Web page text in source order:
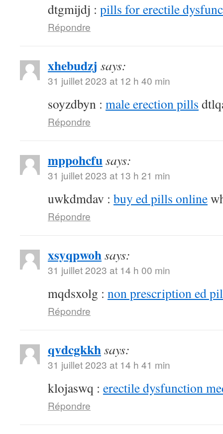
dtgmijdj : pills for erectile
Répondre
xhebudzj says:
31 juillet 2023 at 12 h 40 min
soyzdbyn : male erection pills
Répondre
mppohcfusays:
31 juillet 2023 at 13 h 21 min
uwkdmdav : buy ed pills online
Répondre
xsyqpwohsays:
31 juillet 2023 at 14 h 00 min
mqdsxolg : non prescription ed
Répondre
qvdcgkkhsays:
31 juillet 2023 at 14 h 41 min
klojaswq : erectile dysfunction
Répondre